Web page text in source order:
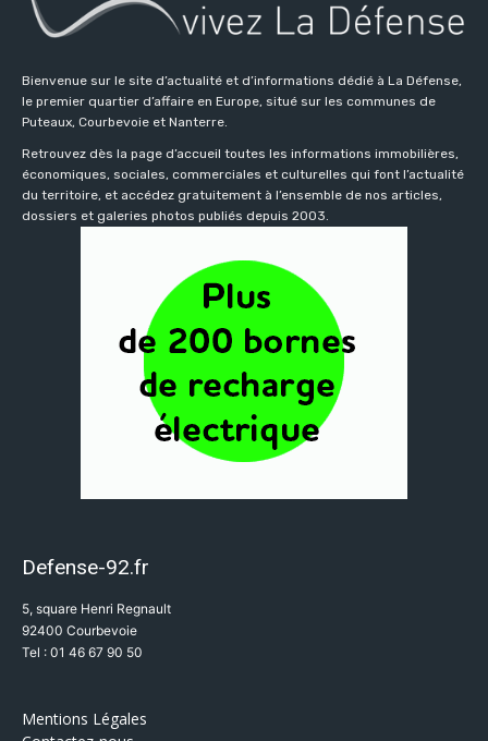
Bienvenue sur le site d’actualité et d’informations dédié à La Défense,
le premier quartier d’affaire en Europe, situé sur les communes de
Puteaux, Courbevoie et Nanterre.
Retrouvez dès la page d’accueil toutes les informations immobilières,
économiques, sociales, commerciales et culturelles qui font l’actualité
du territoire, et accédez gratuitement à l’ensemble de nos articles,
dossiers et galeries photos publiés depuis 2003.
Defense-92.fr
5, square Henri Regnault
92400 Courbevoie
Tel : 01 46 67 90 50
Mentions Légales